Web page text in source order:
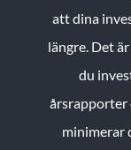
att dina
längre. Det
du
årsrapporter
minimerar